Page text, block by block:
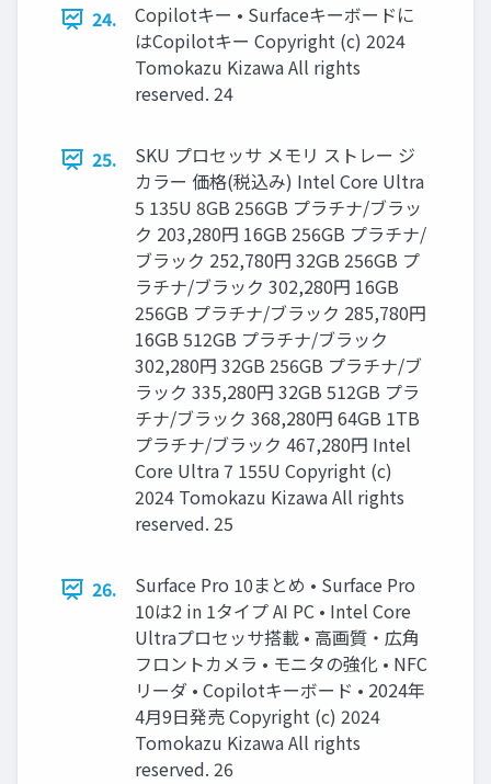
24.
Copilotキー • Surfaceキーボードに
はCopilotキー Copyright (c) 2024
Tomokazu Kizawa All rights
reserved. 24
25.
SKU プロセッサ メモリ ストレー ジ
カラー 価格(税込み) Intel Core Ultra
5 135U 8GB 256GB プラチナ/ブラッ
ク 203,280円 16GB 256GB プラチナ/
ブラック 252,780円 32GB 256GB プ
ラチナ/ブラック 302,280円 16GB
256GB プラチナ/ブラック 285,780円
16GB 512GB プラチナ/ブラック
302,280円 32GB 256GB プラチナ/ブ
ラック 335,280円 32GB 512GB プラ
チナ/ブラック 368,280円 64GB 1TB
プラチナ/ブラック 467,280円 Intel
Core Ultra 7 155U Copyright (c)
2024 Tomokazu Kizawa All rights
reserved. 25
26.
Surface Pro 10まとめ • Surface Pro
10は2 in 1タイプ AI PC • Intel Core
Ultraプロセッサ搭載 • 高画質・広角
フロントカメラ • モニタの強化 • NFC
リーダ • Copilotキーボード • 2024年
4月9日発売 Copyright (c) 2024
Tomokazu Kizawa All rights
reserved. 26